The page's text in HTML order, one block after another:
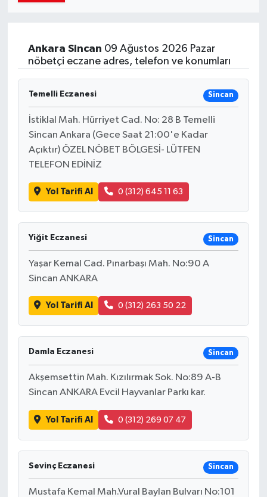
Ankara Sincan 09 Ağustos 2026 Pazar
nöbetçi eczane adres, telefon ve konumları
Temelli Eczanesi Sincan
İstiklal Mah. Hürriyet Cad. No: 28 B Temelli
Sincan Ankara (Gece Saat 21:00'e Kadar
Açıktır) ÖZEL NÖBET BÖLGESİ- LÜTFEN
TELEFON EDİNİZ
Yol Tarifi Al 0 (312) 645 11 63
Yiğit Eczanesi Sincan
Yaşar Kemal Cad. Pınarbaşı Mah. No:90 A
Sincan ANKARA
Yol Tarifi Al 0 (312) 263 50 22
Damla Eczanesi Sincan
Akşemsettin Mah. Kızılırmak Sok. No:89 A-B
Sincan ANKARA Evcil Hayvanlar Parkı kar.
Yol Tarifi Al 0 (312) 269 07 47
Sevinç Eczanesi Sincan
Mustafa Kemal Mah.Vural Baylan Bulvarı No:101